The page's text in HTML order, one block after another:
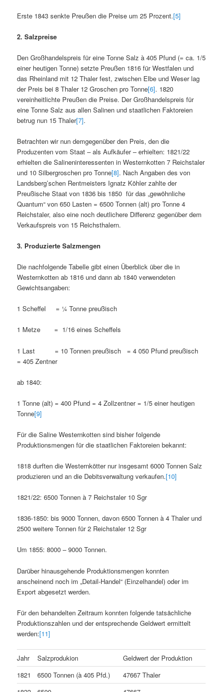
Erste 1843 senkte Preußen die Preise um 25 Prozent.[5]
2. Salzpreise
Den Großhandelspreis für eine Tonne Salz à 405 Pfund (= ca. 1/5
einer heutigen Tonne) setzte Preußen 1816 für Westfalen und
das Rheinland mit 12 Thaler fest, zwischen Elbe und Weser lag
der Preis bei 8 Thaler 12 Groschen pro Tonne[6]. 1820
vereinheitlichte Preußen die Preise. Der Großhandelspreis für
eine Tonne Salz aus allen Salinen und staatlichen Faktoreien
betrug nun 15 Thaler[7].
Betrachten wir nun demgegenüber den Preis, den die
Produzenten vom Staat – als Aufkäufer – erhielten: 1821/22
erhielten die Salineninteressenten in Westernkotten 7 Reichstaler
und 10 Silbergroschen pro Tonne[8]. Nach Angaben des von
Landsberg’schen Rentmeisters Ignatz Köhler zahlte der
Preußische Staat von 1836 bis 1850 für das „gewöhnliche
Quantum“ von 650 Lasten = 6500 Tonnen (alt) pro Tonne 4
Reichstaler, also eine noch deutlichere Differenz gegenüber dem
Verkaufspreis von 15 Reichsthalern.
3. Produzierte Salzmengen
Die nachfolgende Tabelle gibt einen Überblick über die in
Westernkotten ab 1816 und dann ab 1840 verwendeten
Gewichtsangaben:
1 Scheffel = ¼ Tonne preußisch
1 Metze = 1/16 eines Scheffels
1 Last = 10 Tonnen preußisch = 4 050 Pfund preußisch
= 405 Zentner
ab 1840:
1 Tonne (alt) = 400 Pfund = 4 Zollzentner = 1/5 einer heutigen
Tonne[9]
Für die Saline Westernkotten sind bisher folgende
Produktionsmengen für die staatlichen Faktoreien bekannt:
1818 durften die Westernkötter nur insgesamt 6000 Tonnen Salz
produzieren und an die Debitsverwaltung verkaufen.[10]
1821/22: 6500 Tonnen à 7 Reichstaler 10 Sgr
1836-1850: bis 9000 Tonnen, davon 6500 Tonnen à 4 Thaler und
2500 weitere Tonnen für 2 Reichstaler 12 Sgr
Um 1855: 8000 – 9000 Tonnen.
Darüber hinausgehende Produktionsmengen konnten
anscheinend noch im „Detail-Handel“ (Einzelhandel) oder im
Export abgesetzt werden.
Für den behandelten Zeitraum konnten folgende tatsächliche
Produktionszahlen und der entsprechende Geldwert ermittelt
werden:[11]
Jahr Salzprodukion
Geldwert der Produktion
1821
6500 Tonnen (à 405 Pfd.)
47667 Thaler